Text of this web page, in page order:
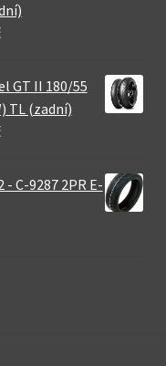
GT II 180/55
TL (zadní)
- C-9287 2PR E-